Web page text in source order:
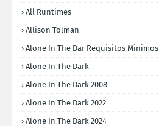
All Runtimes
Allison Tolman
Alone In The Dar Requisitos Minimos
Alone In The Dark
Alone In The Dark 2008
Alone In The Dark 2022
Alone In The Dark 2024